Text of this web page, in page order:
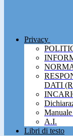
Privacy
DATI
A.I.
Libri di testo